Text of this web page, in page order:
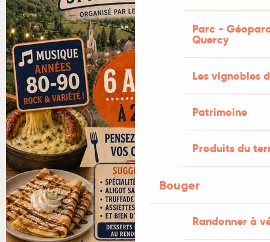
Parc -
Quercy
Les vignobles
Patrimoine
Produits du
Bouger
Randonner à